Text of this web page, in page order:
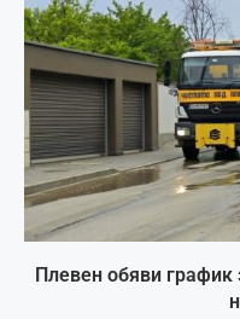
Плевен обяви график